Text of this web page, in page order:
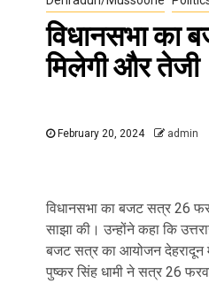
विधानसभा का
मिलेगी और तेजी
February 20, 2024 admin
विधानसभा का बजट सत्र 26
साझा की। उन्होंने कहा कि
बजट सत्र का आयोजन देहरादून
पुष्कर सिंह धामी ने सत्र 26